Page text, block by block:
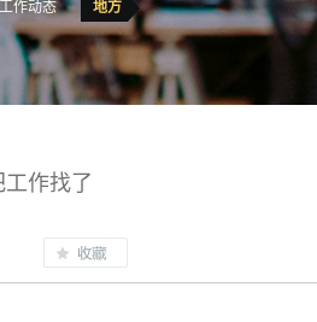
地方
工作动态
作找了